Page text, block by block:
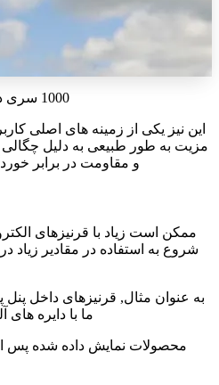
1000 سری دایره آلومینیومی برای تابلو جاده
این نیز یکی از زمینه های اصلی
مزیت به طور طبیعی به دلیل
و مقاومت در برابر
ممکن است زیاد با قرنیزهای
شروع به استفاده در مقادیر زیاد
به عنوان مثال, قرنیزهای داخل پنل
ما با دایره
محصولات نمایش داده شده پس